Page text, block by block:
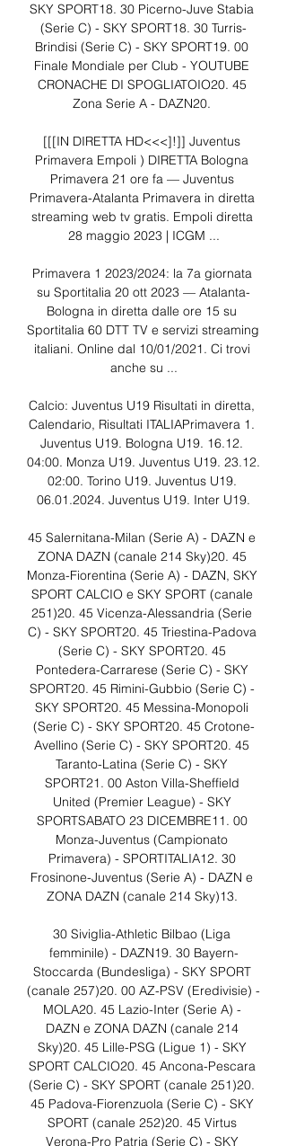
SKY SPORT18. 30 Picerno-Juve Stabia
(Serie C) - SKY SPORT18. 30 Turris-
Brindisi (Serie C) - SKY SPORT19. 00
Finale Mondiale per Club - YOUTUBE
CRONACHE DI SPOGLIATOIO20. 45
Zona Serie A - DAZN20.
[[[IN DIRETTA HD<<<]!]] Juventus
Primavera Empoli ) DIRETTA Bologna
Primavera 21 ore fa — Juventus
Primavera-Atalanta Primavera in diretta
streaming web tv gratis. Empoli diretta
28 maggio 2023 | ICGM ...
Primavera 1 2023/2024: la 7a giornata
su Sportitalia 20 ott 2023 — Atalanta-
Bologna in diretta dalle ore 15 su
Sportitalia 60 DTT TV e servizi streaming
italiani. Online dal 10/01/2021. Ci trovi
anche su ...
Calcio: Juventus U19 Risultati in diretta,
Calendario, Risultati ITALIAPrimavera 1.
Juventus U19. Bologna U19. 16.12.
04:00. Monza U19. Juventus U19. 23.12.
02:00. Torino U19. Juventus U19.
06.01.2024. Juventus U19. Inter U19.
45 Salernitana-Milan (Serie A) - DAZN e
ZONA DAZN (canale 214 Sky)20. 45
Monza-Fiorentina (Serie A) - DAZN, SKY
SPORT CALCIO e SKY SPORT (canale
251)20. 45 Vicenza-Alessandria (Serie
C) - SKY SPORT20. 45 Triestina-Padova
(Serie C) - SKY SPORT20. 45
Pontedera-Carrarese (Serie C) - SKY
SPORT20. 45 Rimini-Gubbio (Serie C) -
SKY SPORT20. 45 Messina-Monopoli
(Serie C) - SKY SPORT20. 45 Crotone-
Avellino (Serie C) - SKY SPORT20. 45
Taranto-Latina (Serie C) - SKY
SPORT21. 00 Aston Villa-Sheffield
United (Premier League) - SKY
SPORTSABATO 23 DICEMBRE11. 00
Monza-Juventus (Campionato
Primavera) - SPORTITALIA12. 30
Frosinone-Juventus (Serie A) - DAZN e
ZONA DAZN (canale 214 Sky)13.
30 Siviglia-Athletic Bilbao (Liga
femminile) - DAZN19. 30 Bayern-
Stoccarda (Bundesliga) - SKY SPORT
(canale 257)20. 00 AZ-PSV (Eredivisie) -
MOLA20. 45 Lazio-Inter (Serie A) -
DAZN e ZONA DAZN (canale 214
Sky)20. 45 Lille-PSG (Ligue 1) - SKY
SPORT CALCIO20. 45 Ancona-Pescara
(Serie C) - SKY SPORT (canale 251)20.
45 Padova-Fiorenzuola (Serie C) - SKY
SPORT (canale 252)20. 45 Virtus
Verona-Pro Patria (Serie C) - SKY